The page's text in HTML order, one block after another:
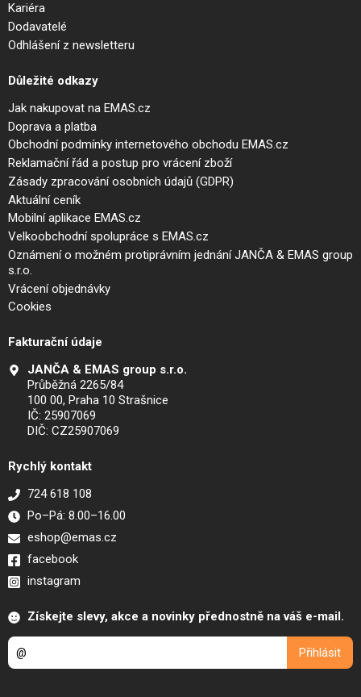
Kariéra
Dodavatelé
Odhlášení z newsletteru
Důležité odkazy
Jak nakupovat na EMAS.cz
Doprava a platba
Obchodní podmínky internetového obchodu EMAS.cz
Reklamační řád a postup pro vrácení zboží
Zásady zpracování osobních údajů (GDPR)
Aktuální ceník
Mobilní aplikace EMAS.cz
Velkoobchodní spolupráce s EMAS.cz
Oznámení o možném protiprávním jednání JANČA & EMAS group
s.r.o.
Vrácení objednávky
Cookies
Fakturační údaje
JANČA & EMAS group s.r.o.
Průběžná 2265/84
100 00, Praha 10 Strašnice
IČ: 25907069
DIČ: CZ25907069
Rychlý kontakt
724 618 108
Po–Pá: 8.00–16.00
eshop@emas.cz
facebook
instagram
Získejte slevy, akce a novinky přednostně na váš e-mail.